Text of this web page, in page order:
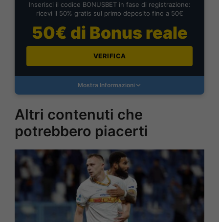
Inserisci il codice BONUSBET in fase di registrazione:
ricevi il 50% gratis sul primo deposito fino a 50€
50€ di Bonus reale
VERIFICA
Mostra Informazioni
Altri contenuti che
potrebbero piacerti